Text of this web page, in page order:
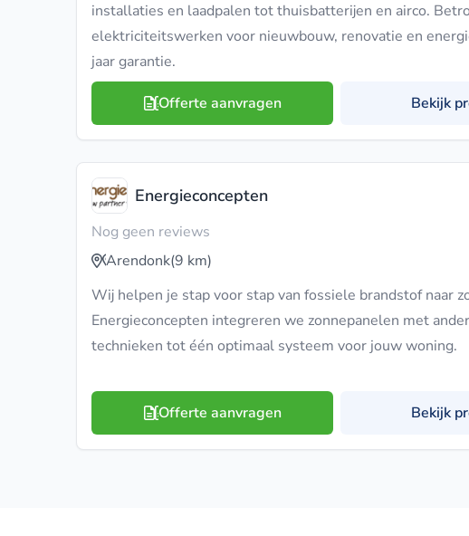
installaties en laadpalen tot thuisbatterijen en airco.
elektriciteitswerken voor nieuwbouw, renovatie en
jaar garantie.
Offerte aanvragen Bekijk
Energieconcepten
Nog geen reviews
Arendonk(9 km)
Wij helpen je stap voor stap van fossiele brandstof naar
Energieconcepten integreren we zonnepanelen met
technieken tot één optimaal systeem voor jouw woning.
Offerte aanvragen Bekijk